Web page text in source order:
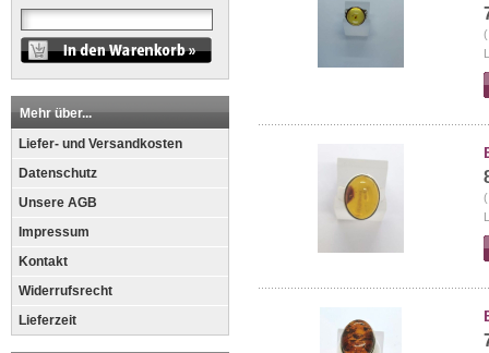
Mehr über...
Liefer- und Versandkosten
Datenschutz
Unsere AGB
Impressum
Kontakt
Widerrufsrecht
Lieferzeit